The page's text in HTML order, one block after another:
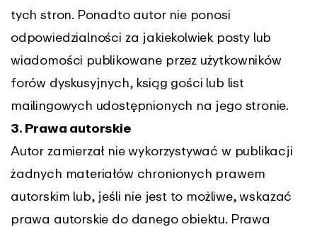
tych stron. Ponadto autor nie ponosi
odpowiedzialności za jakiekolwiek posty lub
wiadomości publikowane przez użytkowników
forów dyskusyjnych, ksiąg gości lub list
mailingowych udostępnionych na jego stronie.
3. Prawa autorskie
Autor zamierzał nie wykorzystywać w publikacji
żadnych materiałów chronionych prawem
autorskim lub, jeśli nie jest to możliwe, wskazać
prawa autorskie do danego obiektu. Prawa